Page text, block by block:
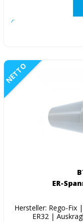
NETTO
ER-
Hersteller: Rego-Fix
ER32 |